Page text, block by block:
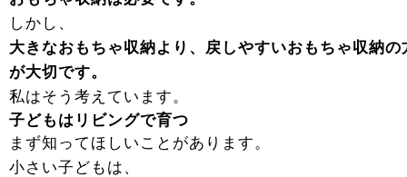
しかし、
大きなおもちゃ収納より、戻しやすいおもちゃ収納の
が大切です。
私はそう考えています。
子どもはリビングで育つ
まず知ってほしいことがあります。
小さい子どもは、